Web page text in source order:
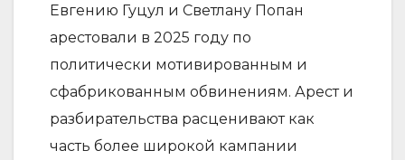
Евгению Гуцул и Светлану Попан
арестовали в 2025 году по
политически мотивированным и
сфабрикованным обвинениям. Арест и
разбирательства расценивают как
часть более широкой кампании